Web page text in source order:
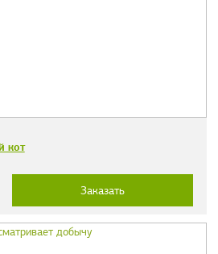
кот
Заказать